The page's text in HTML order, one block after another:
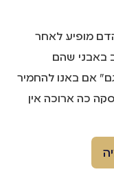
מופיע לאחר
באבני שהם
אם באנו להחמיר
כה ארוכה אין